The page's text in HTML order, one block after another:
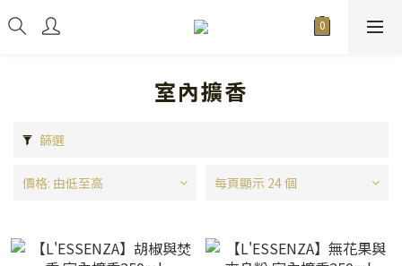
室內擴香
篩選
價格: 由低至高 每頁顯示 24 個